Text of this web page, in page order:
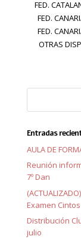
FED.
FED.
FED.
OTRAS
Entradas
AULA DE
Reunión
7º Dan
Examen
Distribución
julio